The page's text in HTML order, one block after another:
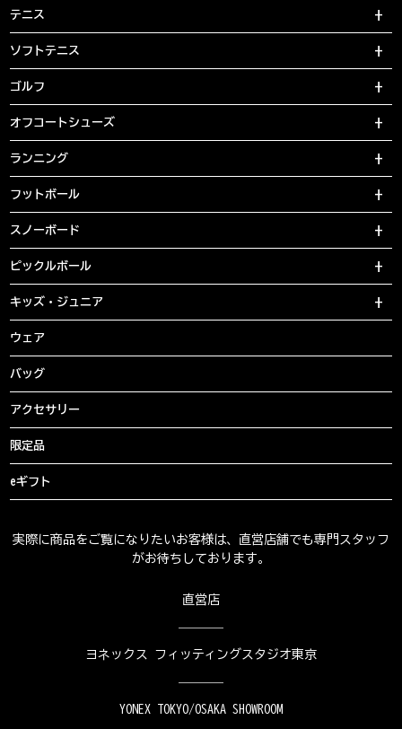
テニス
ソフトテニス
ゴルフ
オフコートシューズ
ランニング
フットボール
スノーボード
ピックルボール
キッズ・ジュニア
ウェア
バッグ
アクセサリー
限定品
eギフト
実際に商品をご覧になりたいお客様は、直営店舗でも専門スタッフ
がお待ちしております。
直営店
ヨネックス フィッティングスタジオ東京
YONEX TOKYO/OSAKA SHOWROOM